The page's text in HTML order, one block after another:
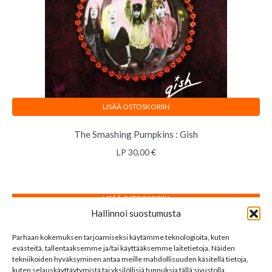
Hallinnoi suostumusta
Parhaan kokemuksen tarjoamiseksi käytämme teknologioita, kuten
evästeitä, tallentaaksemme ja/tai käyttääksemme laitetietoja. Näiden
tekniikoiden hyväksyminen antaa meille mahdollisuuden käsitellä tietoja,
kuten selauskäyttäytymistä tai yksilöllisiä tunnuksia tällä sivustolla.
The Smashing Pumpkins : Gish
LP 30,00€
LISÄÄ OSTOSKORIIN
CD6,00€
LISÄÄ OSTOSKORIIN